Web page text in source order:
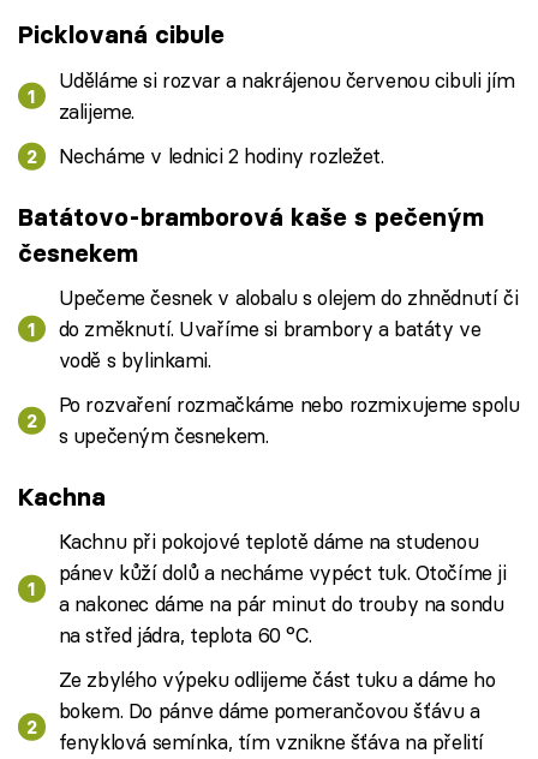
Picklovaná cibule
Uděláme si rozvar a nakrájenou červenou cibuli jím
zalijeme.
Necháme v lednici 2 hodiny rozležet.
Batátovo-bramborová kaše s pečeným
česnekem
Upečeme česnek v alobalu s olejem do zhnědnutí či
do změknutí. Uvaříme si brambory a batáty ve
vodě s bylinkami.
Po rozvaření rozmačkáme nebo rozmixujeme spolu
s upečeným česnekem.
Kachna
Kachnu při pokojové teplotě dáme na studenou
pánev kůží dolů a necháme vypéct tuk. Otočíme ji
a nakonec dáme na pár minut do trouby na sondu
na střed jádra, teplota 60 °C.
Ze zbylého výpeku odlijeme část tuku a dáme ho
bokem. Do pánve dáme pomerančovou šťávu a
fenyklová semínka, tím vznikne šťáva na přelití